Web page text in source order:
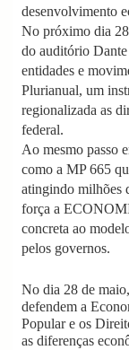
desenvolvimento
No próximo dia 28
do auditório
entidades e
Plurianual, um
regionalizada as
federal.
Ao mesmo passo
como a MP 665
atingindo milhões
força a
concreta ao
pelos governos.
No dia 28 de
defendem a
Popular e os
as diferenças